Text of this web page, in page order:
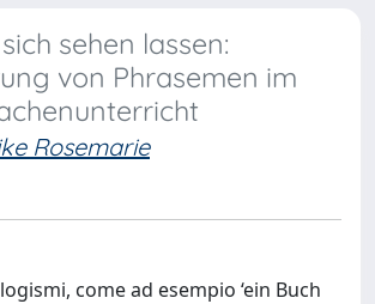
sehen lassen:
von Phrasemen im
Rosemarie
come ad esempio ‘ein Buch